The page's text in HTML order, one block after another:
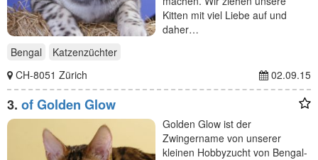
Kitten mit viel Liebe auf und
daher…
Bengal
Katzenzüchter
CH-8051 Zürich
02.09.15
3. of Golden Glow
Golden Glow ist der
Zwingername von unserer
kleinen Hobbyzucht von Bengal-